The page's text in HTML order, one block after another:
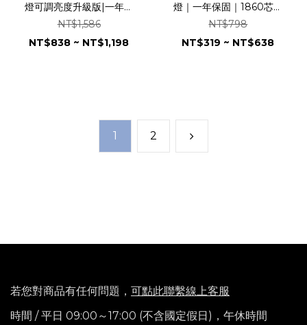
燈可調亮度升級版|一年保
固|3030芯片|全鋁散熱|解
碼防頻閃|風扇加強版|可調
亮度
NT$1,586
NT$838 ~ NT$1,198
燈｜一年保固｜1860芯片
｜風扇加強散熱｜爆亮版｜
直上型｜T15
NT$798
NT$319 ~ NT$638
1 2
若您對商品有任何問題， 可點此聯繫線上客服
時間 / 平日 09:00～17:00 (不含國定假日)， 午休時間